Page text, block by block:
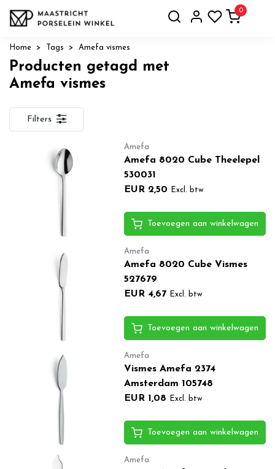
0
Home Tags Amefa vismes
Producten getagd met
Amefa vismes
Filters
Amefa
Amefa 8020 Cube Theelepel
530031
EUR 2,50
Excl. btw
Toevoegen aan winkelwagen
Amefa
Amefa 8020 Cube Vismes
527679
EUR 4,67
Excl. btw
Toevoegen aan winkelwagen
Amefa
Vismes Amefa 2374
Amsterdam 105748
EUR 1,08
Excl. btw
Toevoegen aan winkelwagen
Amefa